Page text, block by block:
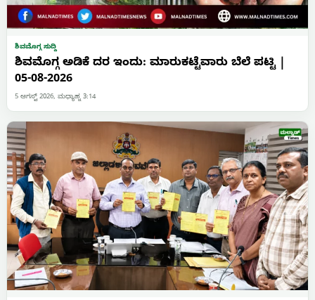
ಶಿವಮೊಗ್ಗ ಸುದ್ದಿ
ಶಿವಮೊಗ್ಗ ಅಡಿಕೆ ದರ ಇಂದು: ಮಾರುಕಟ್ಟೆವಾರು ಬೆಲೆ ಪಟ್ಟಿ |
05-08-2026
5 ಆಗಸ್ಟ್ 2026, ಮಧ್ಯಾಹ್ನ 3:14